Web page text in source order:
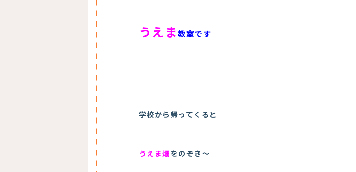
うえま教室です
学校から帰ってくると
うえま畑をのぞき～